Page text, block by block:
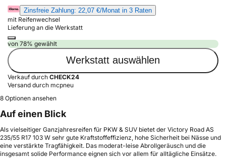
Zinsfreie Zahlung: 22,07 €/Monat in 3 Raten
mit Reifenwechsel
Lieferung an die Werkstatt
von 78% gewählt
Werkstatt auswählen
Verkauf durch CHECK24
Versand durch mcpneu
8 Optionen ansehen
Auf einen Blick
Als vielseitiger Ganzjahresreifen für PKW & SUV bietet der Victory Road AS
235/55 R17 103 W sehr gute Kraftstoffeffizienz, hohe Sicherheit bei Nässe und
eine verstärkte Tragfähigkeit. Das moderat-leise Abrollgeräusch und die
insgesamt solide Performance eignen sich vor allem für alltägliche Einsätze.